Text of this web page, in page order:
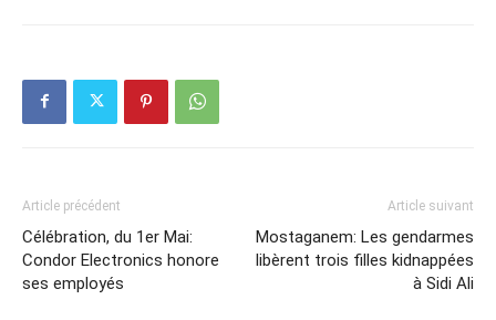
Article précédent
Célébration, du 1er Mai:
Condor Electronics honore
ses employés
Article suivant
Mostaganem: Les gendarmes
libèrent trois filles kidnappées
à Sidi Ali